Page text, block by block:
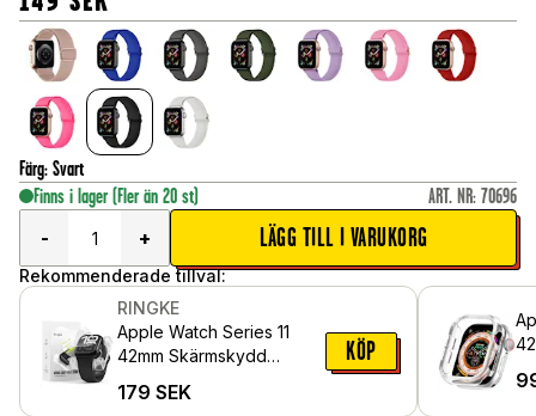
Färg: Svart
Finns i lager (Fler än 20 st) ART. NR: 70696
-
+ LÄGG TILL I VARUKORG
Rekommenderade tillval:
RINGKE
Apple Watch Series 11
42mm Skärmskydd
Pro (2-pack)
179 SEK
KÖP